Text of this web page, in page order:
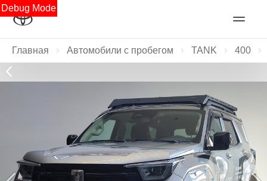
Debug Mode
Главная Автомобили с пробегом TANK 400